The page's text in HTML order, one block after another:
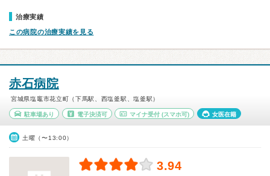
治療実績
この病院の治療実績を見る
赤石病院
宮城県塩竈市花立町（下馬駅、西塩釜駅、塩釜駅）
駐車場あり 電子決済可 マイナ受付 (スマホ可) 女医在籍
土曜（〜13:00）
3.94